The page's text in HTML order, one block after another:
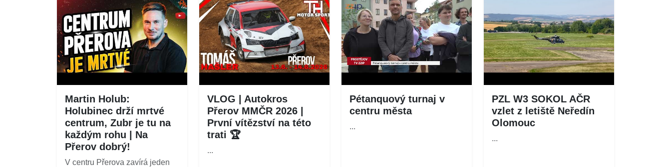
Martin Holub:
Holubinec drží mrtvé
centrum, Zubr je tu na
každým rohu | Na
Přerov dobrý!
V centru Přerova zavírá jeden
VLOG | Autokros
Přerov MMČR 2026 |
První vítězství na této
trati 🏆
...
Pétanquový turnaj v
centru města
...
PZL W3 SOKOL AČR
vzlet z letiště Neředín
Olomouc
...